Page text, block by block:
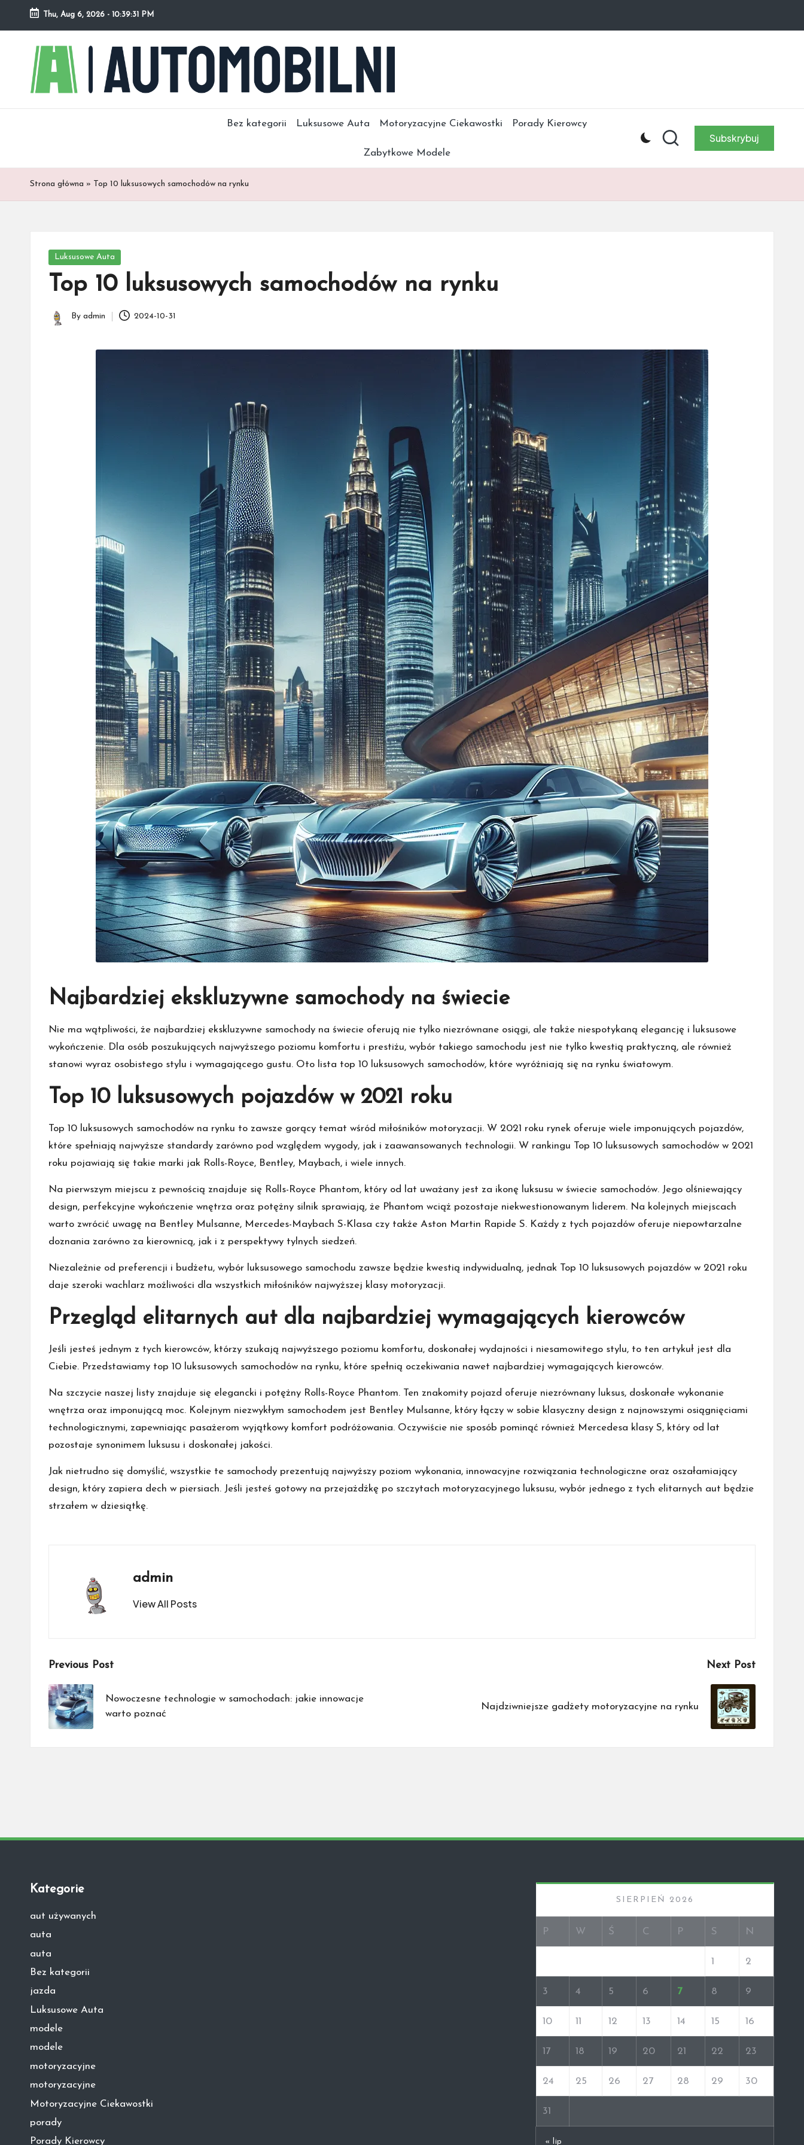
Thu, Aug 6, 2026 - 10:39:32 PM
Bez kategorii Luksusowe Auta Motoryzacyjne Ciekawostki Porady Kierowcy
Zabytkowe Modele
Subskrybuj
Strona główna » Top 10 luksusowych samochodów na rynku
Posted
Luksusowe Auta
Top 10 luksusowych samochodów na rynku
Posted
By admin 2024-10-31
Najbardziej ekskluzywne samochody na świecie
Nie ma wątpliwości, że najbardziej ekskluzywne samochody na świecie oferują nie tylko niezrównane osiągi, ale także niespotykaną elegancję i luksusowe
wykończenie. Dla osób poszukujących najwyższego poziomu komfortu i prestiżu, wybór takiego samochodu jest nie tylko kwestią praktyczną, ale również
stanowi wyraz osobistego stylu i wymagającego gustu. Oto lista top 10 luksusowych samochodów, które wyróżniają się na rynku światowym.
Top 10 luksusowych pojazdów w 2021 roku
Top 10 luksusowych samochodów na rynku to zawsze gorący temat wśród miłośników motoryzacji. W 2021 roku rynek oferuje wiele imponujących pojazdów,
które spełniają najwyższe standardy zarówno pod względem wygody, jak i zaawansowanych technologii. W rankingu Top 10 luksusowych samochodów w 2021
roku pojawiają się takie marki jak Rolls-Royce, Bentley, Maybach, i wiele innych.
Na pierwszym miejscu z pewnością znajduje się Rolls-Royce Phantom, który od lat uważany jest za ikonę luksusu w świecie samochodów. Jego olśniewający
design, perfekcyjne wykończenie wnętrza oraz potężny silnik sprawiają, że Phantom wciąż pozostaje niekwestionowanym liderem. Na kolejnych miejscach
warto zwrócić uwagę na Bentley Mulsanne, Mercedes-Maybach S-Klasa czy także Aston Martin Rapide S. Każdy z tych pojazdów oferuje niepowtarzalne
doznania zarówno za kierownicą, jak i z perspektywy tylnych siedzeń.
Niezależnie od preferencji i budżetu, wybór luksusowego samochodu zawsze będzie kwestią indywidualną, jednak Top 10 luksusowych pojazdów w 2021 roku
daje szeroki wachlarz możliwości dla wszystkich miłośników najwyższej klasy motoryzacji.
Przegląd elitarnych aut dla najbardziej wymagających kierowców
Jeśli jesteś jednym z tych kierowców, którzy szukają najwyższego poziomu komfortu, doskonałej wydajności i niesamowitego stylu, to ten artykuł jest dla
Ciebie. Przedstawiamy top 10 luksusowych samochodów na rynku, które spełnią oczekiwania nawet najbardziej wymagających kierowców.
Na szczycie naszej listy znajduje się elegancki i potężny Rolls-Royce Phantom. Ten znakomity pojazd oferuje niezrównany luksus, doskonałe wykonanie
wnętrza oraz imponującą moc. Kolejnym niezwykłym samochodem jest Bentley Mulsanne, który łączy w sobie klasyczny design z najnowszymi osiągnięciami
technologicznymi, zapewniając pasażerom wyjątkowy komfort podróżowania. Oczywiście nie sposób pominąć również Mercedesa klasy S, który od lat
pozostaje synonimem luksusu i doskonałej jakości.
Jak nietrudno się domyślić, wszystkie te samochody prezentują najwyższy poziom wykonania, innowacyjne rozwiązania technologiczne oraz oszałamiający
design, który zapiera dech w piersiach. Jeśli jesteś gotowy na przejażdżkę po szczytach motoryzacyjnego luksusu, wybór jednego z tych elitarnych aut będzie
strzałem w dziesiątkę.
admin
View All Posts
Post
navigation
Previous Post
Nowoczesne technologie w samochodach: jakie innowacje
warto poznać
Next Post
Najdziwniejsze gadżety motoryzacyjne na rynku
Kategorie
aut używanych
auta
auta
Bez kategorii
jazda
Luksusowe Auta
modele
modele
motoryzacyjne
motoryzacyjne
Motoryzacyjne Ciekawostki
porady
Porady Kierowcy
SIERPIEŃ 2026
P W Ś C P S N
1 2
3 4 5 6 7 8 9
10 11 12 13 14 15 16
17 18 19 20 21 22 23
24 25 26 27 28 29 30
31
« lip